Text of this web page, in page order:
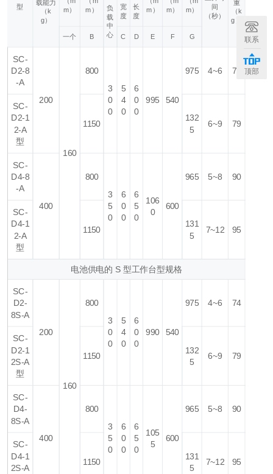
型
载能力
（k
g）
m）
m）
m）
m）
m）
间
（秒）
重
（k
g）
负
载
中
心
宽
度
长
度
一个 B C D E F G
SC-
D2-8
-A
200
160
800
3
0
0
5
4
0
6
0
0
995 540
975 4~6 74
SC-
D2-1
2-A
型
1150
132
5
6~9 79
SC-
D4-8
-A
400
800
3
5
0
6
0
0
6
5
0
106
0
600
965 5~8 90
SC-
D4-1
2-A
型
1150
131
5
7~12 95
电池供电的 S 型工作台型规格
SC-
D2-
8S-A
200
160
800
3
0
0
5
4
0
6
0
0
990 540
975 4~6 74
SC-
D2-1
2S-A
型
1150
132
5
6~9 79
SC-
D4-
8S-A
400
800
3
5
0
6
0
0
6
5
0
105
5
600
965 5~8 90
SC-
D4-1
2S-A
1150
131
5
7~12 95
联系
顶部